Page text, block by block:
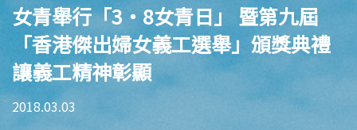
女青舉行「3‧8女青日」 暨第九屆
「香港傑出婦女義工選舉」頒獎典禮
讓義工精神彰顯
2018.03.03